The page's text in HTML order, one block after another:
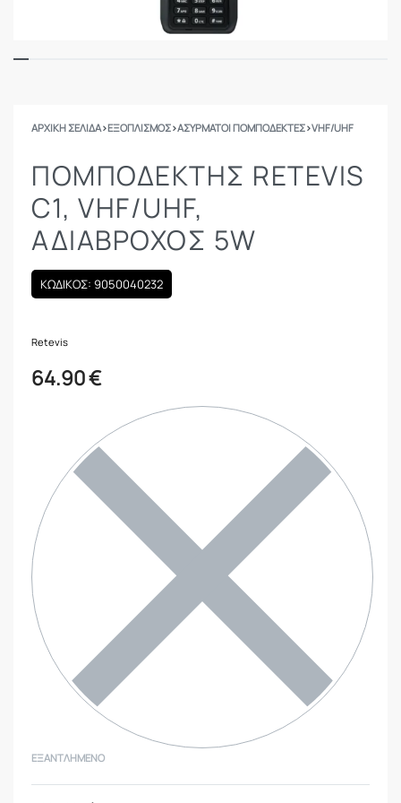
ΑΡΧΙΚΉ ΣΕΛΊΔΑ›ΕΞΟΠΛΙΣΜΟΣ›ΑΣΎΡΜΑΤΟΙ ΠΟΜΠΟΔΈΚΤΕΣ›VHF/UHF
ΠΟΜΠΟΔΕΚΤΗΣ RETEVIS
C1, VHF/UHF,
ΑΔΙΆΒΡΟΧΟΣ 5W
ΚΩΔΙΚΟΣ: 9050040232
Retevis
64.90€
ΕΞΑΝΤΛΗΜΈΝΟ